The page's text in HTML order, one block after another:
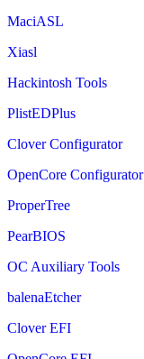
MaciASL
Xiasl
Hackintosh Tools
PlistEDPlus
Clover Configurator
OpenCore Configurator
ProperTree
PearBIOS
OC Auxiliary Tools
balenaEtcher
Clover EFI